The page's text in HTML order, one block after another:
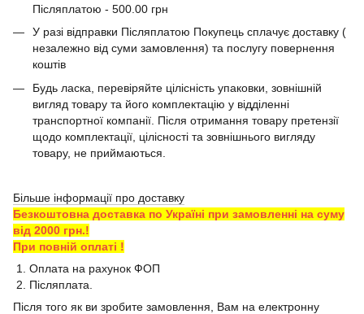
Післяплатою - 500.00 грн
У разі відправки Післяплатою Покупець сплачує доставку (
незалежно від суми замовлення) та послугу повернення
коштів
Будь ласка, перевіряйте цілісність упаковки, зовнішній
вигляд товару та його комплектацію у відділенні
транспортної компанії. Після отримання товару претензії
щодо комплектації, цілісності та зовнішнього вигляду
товару, не приймаються.
Більше інформації про доставку
Безкоштовна доставка по Україні при замовленні на суму
від 2000 грн.!
При повній оплаті !
1. Оплата на рахунок ФОП
2. Післяплата.
Після того як ви зробите замовлення, Вам на електронну